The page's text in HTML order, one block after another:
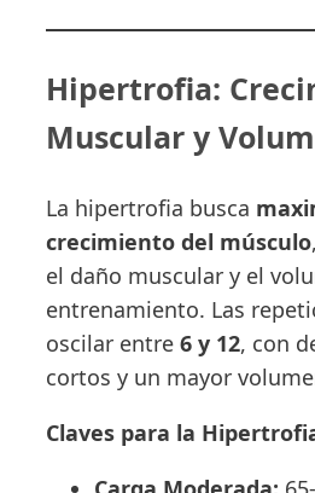
Hipertrofia:
Muscular y
La hipertrofia busca
crecimiento del músculo
el daño muscular y el
entrenamiento. Las
oscilar entre 6 y 12, con
cortos y un mayor
Claves para la